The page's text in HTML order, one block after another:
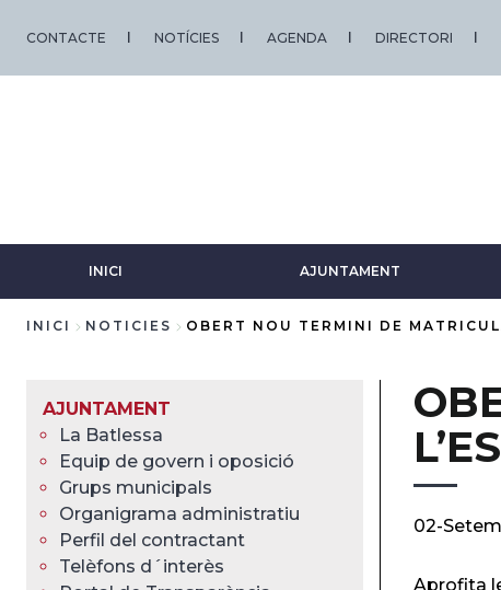
CONTACTE NOTÍCIES AGENDA DIRECTORI
INICI AJUNTAMENT
d'Ariadna
INICI NOTICIES OBERT NOU TERMINI DE
AJUNTAMENT
La Batlessa
Equip de govern i oposició
Grups municipals
Organigrama administratiu
Perfil del contractant
Telèfons d´interès
02-
Aprofita